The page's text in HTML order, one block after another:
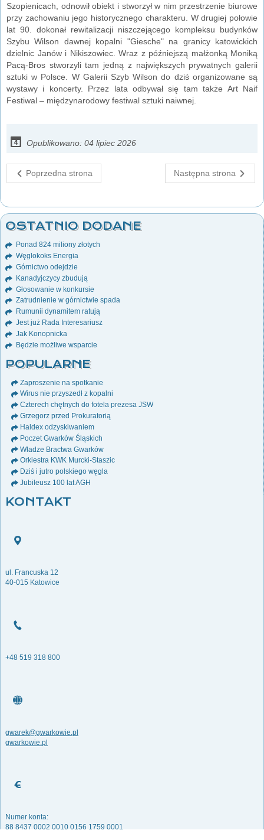
Szopienicach, odnowił obiekt i stworzył w nim przestrzenie biurowe
przy zachowaniu jego historycznego charakteru. W drugiej połowie
lat 90. dokonał rewitalizacji niszczejącego kompleksu budynków
Szybu Wilson dawnej kopalni "Giesche" na granicy katowickich
dzielnic Janów i Nikiszowiec. Wraz z późniejszą małżonką Moniką
Pacą-Bros stworzyli tam jedną z największych prywatnych galerii
sztuki w Polsce. W Galerii Szyb Wilson do dziś organizowane są
wystawy i koncerty. Przez lata odbywał się tam także Art Naif
Festiwal – międzynarodowy festiwal sztuki naiwnej.
Opublikowano: 04 lipiec 2026
Poprzedna strona Następna strona
OSTATNIO DODANE
Ponad 824 miliony złotych
Węglokoks Energia
Górnictwo odejdzie
Kanadyjczycy zbudują
Głosowanie w konkursie
Zatrudnienie w górnictwie spada
Rumunii dynamitem ratują
Jest już Rada Interesariusz
Jak Konopnicka
Będzie możliwe wsparcie
POPULARNE
Zaproszenie na spotkanie
Wirus nie przyszedł z kopalni
Czterech chętnych do fotela prezesa JSW
Grzegorz przed Prokuratorią
Haldex odzyskiwaniem
Poczet Gwarków Śląskich
Władze Bractwa Gwarków
Orkiestra KWK Murcki-Staszic
Dziś i jutro polskiego węgla
Jubileusz 100 lat AGH
KONTAKT
ul. Francuska 12
40-015 Katowice
+48 519 318 800
gwarek@gwarkowie.pl
gwarkowie.pl
Numer konta:
88 8437 0002 0010 0156 1759 0001